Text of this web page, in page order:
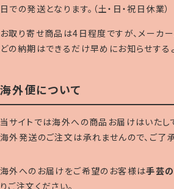
日での発送となります。（土・日・祝日休業）
お取り寄せ商品は4日程度ですが、メーカ
どの納期はできるだけ早めにお知らせする
海外便について
当サイトでは海外への商品お届けはいたし
海外発送のご注文は承れませんので、ご了
海外へのお届けをご希望のお客様は手芸
りご注文ください。